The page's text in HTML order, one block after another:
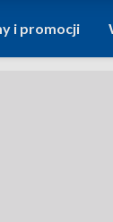
i promocji